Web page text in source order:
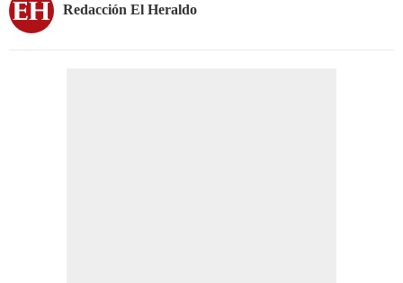
Redacción El Heraldo